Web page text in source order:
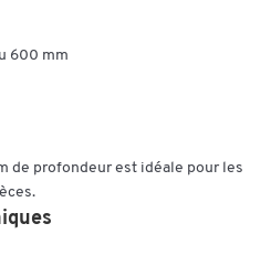
600 mm
de profondeur est idéale pour les